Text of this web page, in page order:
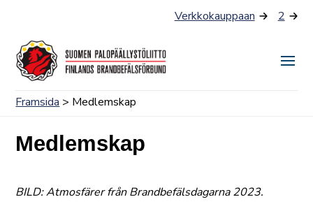
content
Verkkokauppaan 2
Framsida > Medlemskap
Medlemskap
BILD: Atmosfärer från Brandbefälsdagarna 2023.